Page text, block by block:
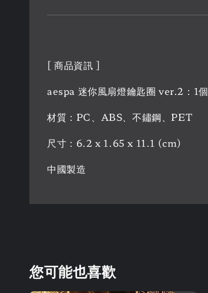
[ 商品資訊 ]
aespa 迷你風扇燈鑰匙圈 ver.2：1個
材質：PC、ABS、不鏽鋼、PET
尺寸：6.2 x 1.65 x 11.1 (cm)
中國製造
您可能也喜歡